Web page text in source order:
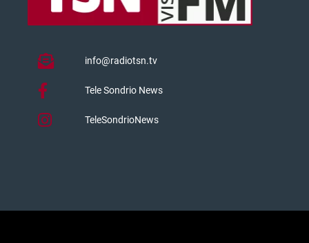
info@radiotsn.tv
Tele Sondrio News
TeleSondrioNews